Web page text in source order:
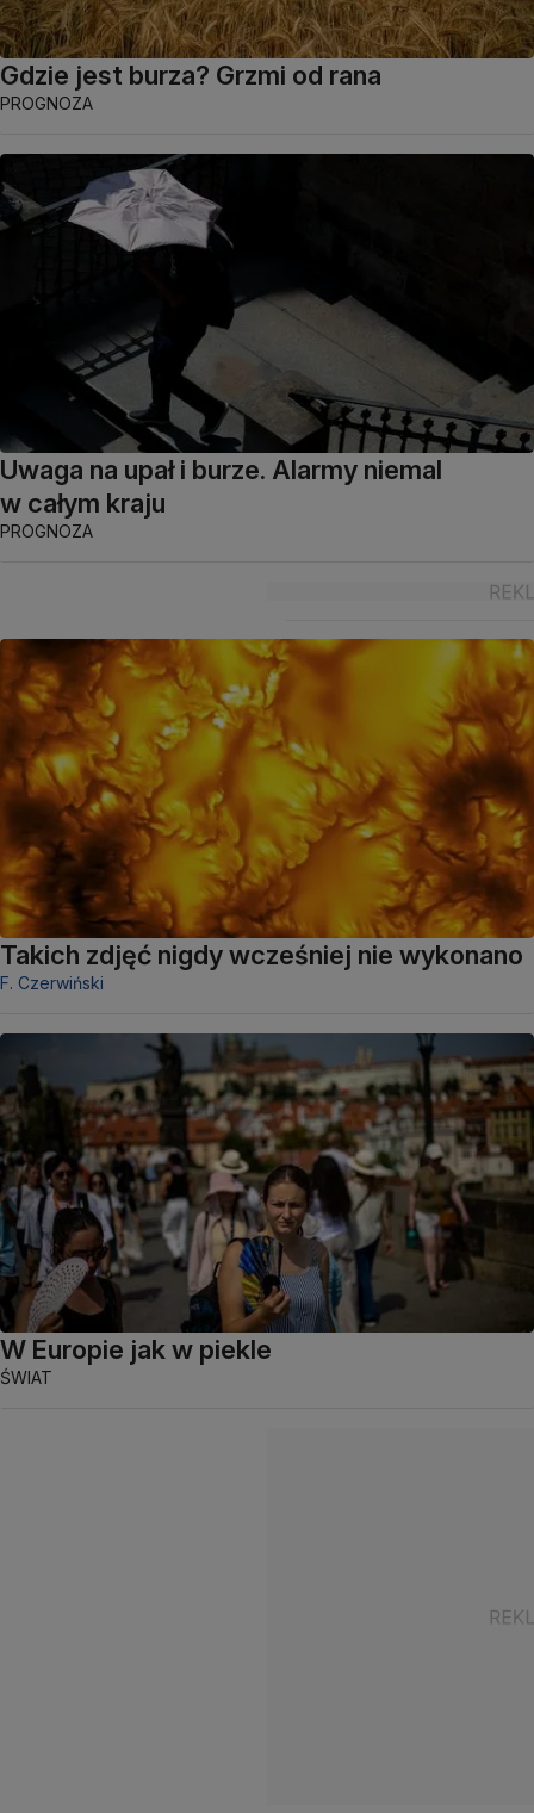
Gdzie jest burza? Grzmi od rana
PROGNOZA
Uwaga na upał i burze. Alarmy niemal
w całym kraju
PROGNOZA
Takich zdjęć nigdy wcześniej nie wykonano
F. Czerwiński
W Europie jak w piekle
ŚWIAT